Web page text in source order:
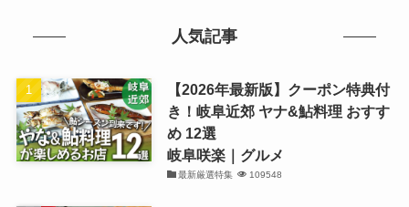
人気記事
【2026年最新版】クーポン特典付
き！岐阜近郊 ヤナ&鮎料理 おすす
め 12選
岐阜咲楽｜グルメ
最新厳選特集 109548